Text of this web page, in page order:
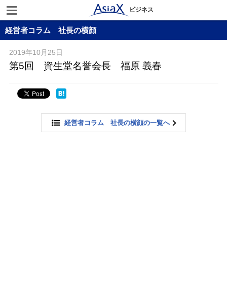
ビジネス
経営者コラム 社長の横顔
2019年10月25日
第5回 資生堂名誉会長 福原 義春
経営者コラム 社長の横顔の一覧へ